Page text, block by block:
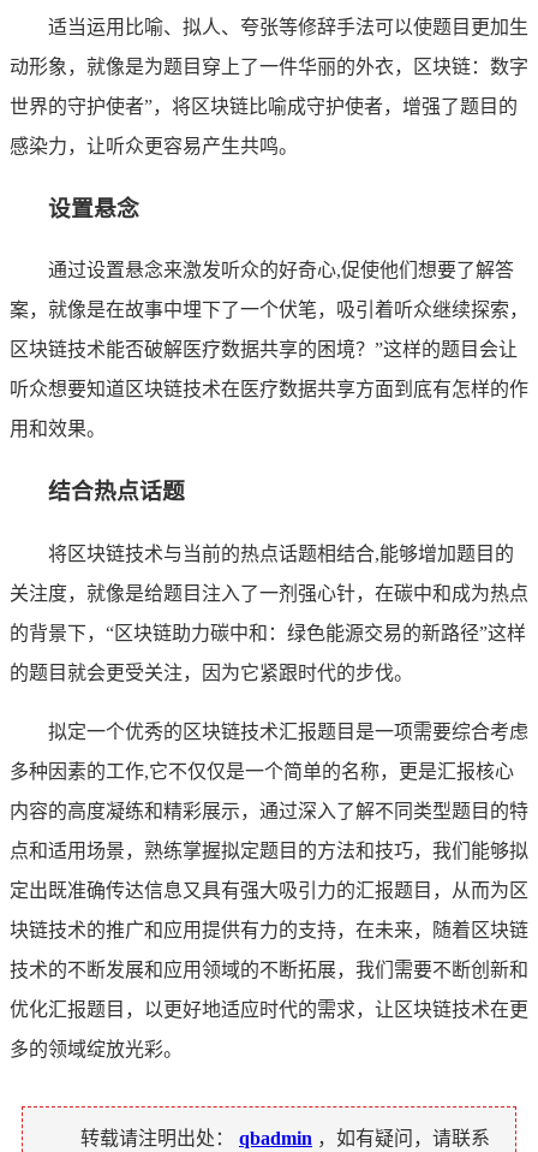
适当运用比喻、拟人、夸张等修辞手法可以使题目更加生
动形象，就像是为题目穿上了一件华丽的外衣，区块链：数字
世界的守护使者”，将区块链比喻成守护使者，增强了题目的
感染力，让听众更容易产生共鸣。
设置悬念
通过设置悬念来激发听众的好奇心,促使他们想要了解答
案，就像是在故事中埋下了一个伏笔，吸引着听众继续探索，
区块链技术能否破解医疗数据共享的困境？”这样的题目会让
听众想要知道区块链技术在医疗数据共享方面到底有怎样的作
用和效果。
结合热点话题
将区块链技术与当前的热点话题相结合,能够增加题目的
关注度，就像是给题目注入了一剂强心针，在碳中和成为热点
的背景下，“区块链助力碳中和：绿色能源交易的新路径”这样
的题目就会更受关注，因为它紧跟时代的步伐。
拟定一个优秀的区块链技术汇报题目是一项需要综合考虑
多种因素的工作,它不仅仅是一个简单的名称，更是汇报核心
内容的高度凝练和精彩展示，通过深入了解不同类型题目的特
点和适用场景，熟练掌握拟定题目的方法和技巧，我们能够拟
定出既准确传达信息又具有强大吸引力的汇报题目，从而为区
块链技术的推广和应用提供有力的支持，在未来，随着区块链
技术的不断发展和应用领域的不断拓展，我们需要不断创新和
优化汇报题目，以更好地适应时代的需求，让区块链技术在更
多的领域绽放光彩。
转载请注明出处： qbadmin ，如有疑问，请联系